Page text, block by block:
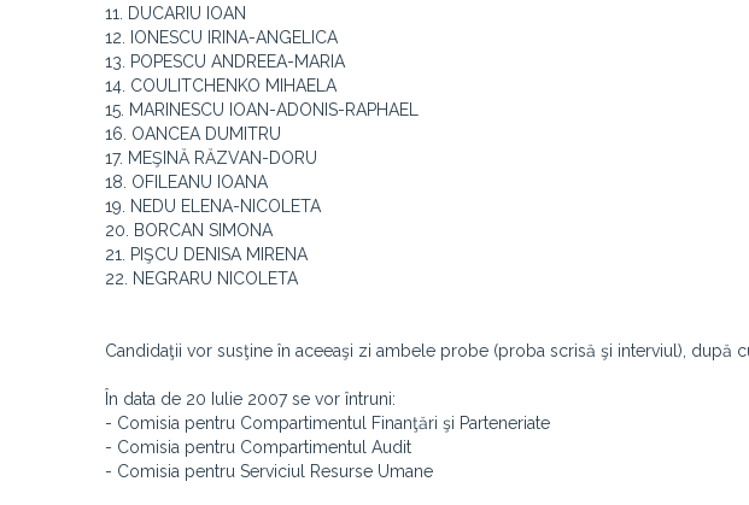
11. DUCARIU IOAN
12. IONESCU IRINA-ANGELICA
13. POPESCU ANDREEA-MARIA
14. COULITCHENKO MIHAELA
15. MARINESCU IOAN-ADONIS-RAPHAEL
16. OANCEA DUMITRU
17. MEŞINĂ RĂZVAN-DORU
18. OFILEANU IOANA
19. NEDU ELENA-NICOLETA
20. BORCAN SIMONA
21. PIŞCU DENISA MIRENA
22. NEGRARU NICOLETA
Candidaţii vor susţine în aceeaşi zi ambele probe (proba scrisă şi interviul), după
În data de 20 Iulie 2007 se vor întruni:
- Comisia pentru Compartimentul Finanţări şi Parteneriate
- Comisia pentru Compartimentul Audit
- Comisia pentru Serviciul Resurse Umane